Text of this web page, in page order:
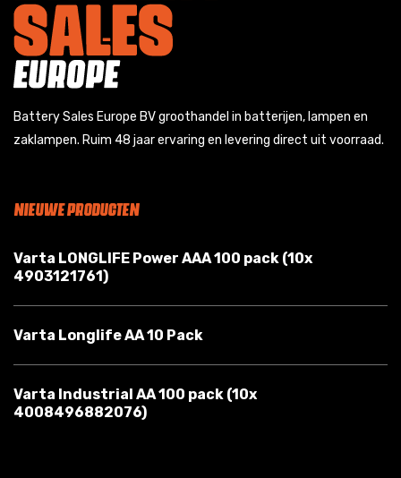
Battery Sales Europe BV groothandel in batterijen, lampen en
zaklampen. Ruim 48 jaar ervaring en levering direct uit voorraad.
NIEUWE PRODUCTEN
Varta LONGLIFE Power AAA 100 pack (10x
4903121761)
Varta Longlife AA 10 Pack
Varta Industrial AA 100 pack (10x
4008496882076)